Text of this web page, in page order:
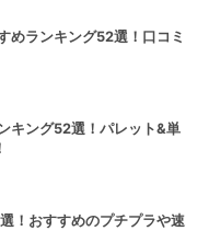
めランキング52選！口コミ
キング52選！パレット&単
！おすすめのプチプラや速